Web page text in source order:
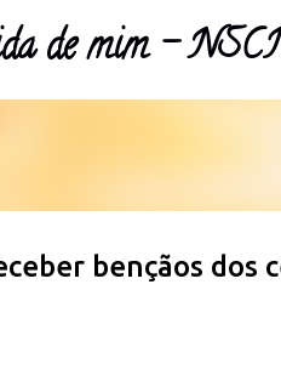
de mim -
bençãos dos